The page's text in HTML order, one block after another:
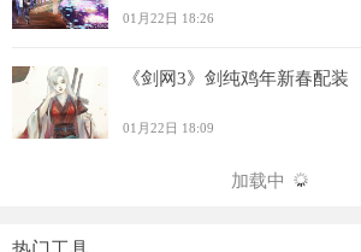
01月22日 18:26
《剑网3》剑纯鸡年新春配装
01月22日 18:09
加载中